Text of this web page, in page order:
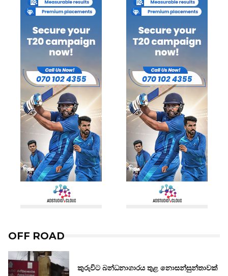
OFF ROAD
කුරුවිට බන්ධනාගාරය තුළ නොසන්සුන්තාවක්